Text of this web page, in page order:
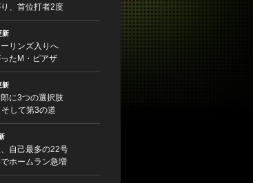
、首位打者2度
新
リンズ入りへ
たM・ピアザ
新
に3つの選択肢
して第3の道
自己最多の22号
ホームラン急増